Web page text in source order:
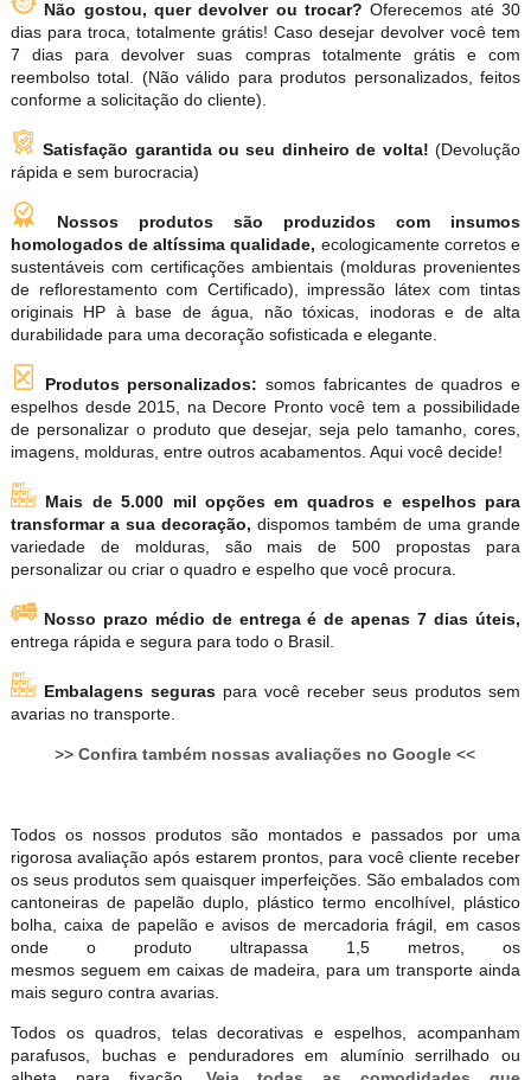
Não gostou, quer devolver ou trocar?Oferecemos até 30
dias para troca, totalmente grátis! Caso desejar devolver você tem
7 dias para devolver suas compras totalmente grátis e com
reembolso total. (Não válido para produtos personalizados, feitos
conforme a solicitação do cliente).
Satisfação garantida ou seu dinheiro de volta!(Devolução
rápida e sem burocracia)
Nossos produtos são produzidos com insumos
homologados de altíssima qualidade, ecologicamente corretos e
sustentáveis com certificações ambientais (molduras provenientes
de reflorestamento com Certificado), impressão látex com tintas
originais HP à base de água, não tóxicas, inodoras e de alta
durabilidade para uma decoração sofisticada e elegante.
Produtos personalizados: somos fabricantes de quadros e
espelhos desde 2015, na Decore Pronto você tem a possibilidade
de personalizar o produto que desejar, seja pelo tamanho, cores,
imagens, molduras, entre outros acabamentos. Aqui você decide!
Mais de 5.000 mil opções em quadros e espelhos para
transformar a sua decoração, dispomos também de uma grande
variedade de molduras, são mais de 500 propostas para
personalizar ou criar o quadro e espelho que você procura.
Nosso prazo médio de entrega é de apenas 7 dias úteis,
entrega rápida e segura para todo o Brasil.
Embalagens seguras para você receber seus produtos sem
avarias no transporte.
>>Confira também nossas avaliações no Google <<
Todos os nossos produtos são montados e passados por uma
rigorosa avaliação após estarem prontos, para você cliente receber
os seus produtos sem quaisquer imperfeições. São embalados com
cantoneiras de papelão duplo, plástico termo encolhível, plástico
bolha, caixa de papelão e avisos de mercadoria frágil, em casos
onde o produto ultrapassa 1,5 metros, os
mesmos seguem em caixas de madeira, para um transporte ainda
mais seguro contra avarias.
Todos os quadros, telas decorativas e espelhos, acompanham
parafusos, buchas e penduradores em alumínio serrilhado ou